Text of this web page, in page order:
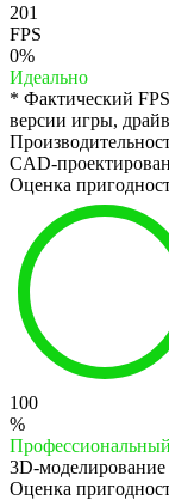
201
FPS
0%
Идеально
* Фактический
версии игры,
CAD-
Оценка
100
%
3D-моделирование
Оценка